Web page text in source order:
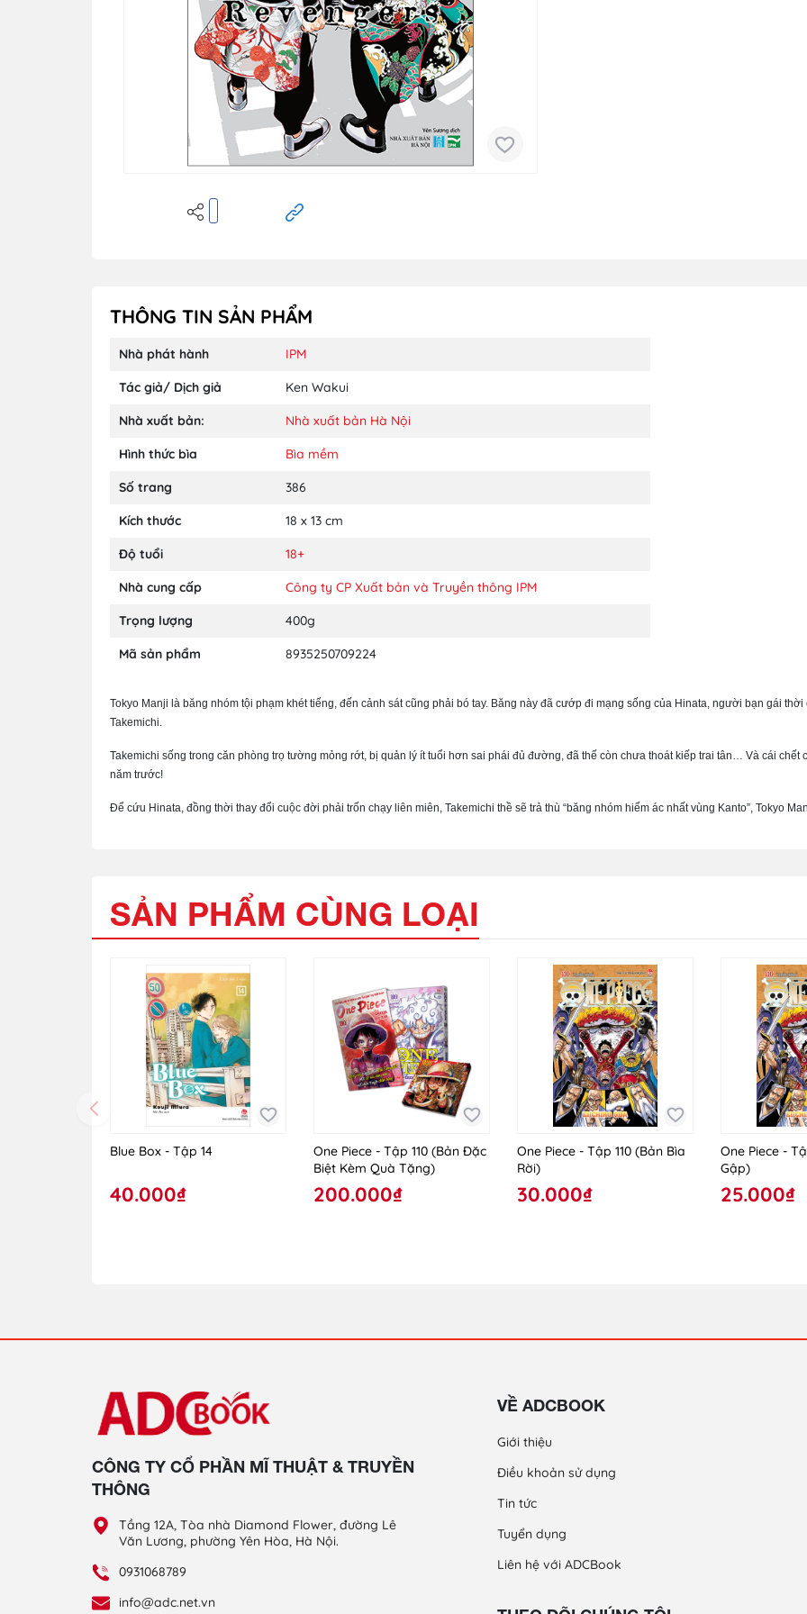
THÔNG TIN SẢN PHẨM
Nhà phát hành IPM
Tác giả/ Dịch giả Ken Wakui
Nhà xuất bản: Nhà xuất bản Hà Nội
Hình thức bìa Bìa mềm
Số trang 386
Kích thước 18 x 13 cm
Độ tuổi 18+
Nhà cung cấp Công ty CP Xuất bản và Truyền thông IPM
Trọng lượng 400g
Mã sản phẩm 8935250709224
Tokyo Manji là băng nhóm tội phạm khét tiếng, đến cảnh sát cũng phải bó tay. Băng này đã cướp đi mạng sống của Hinata, người bạn gái
Takemichi.
Takemichi sống trong căn phòng trọ tường mỏng rớt, bị quản lý ít tuổi hơn sai phái đủ đường, đã thế còn chưa thoát kiếp trai tân… Và cái
năm trước!
Để cứu Hinata, đồng thời thay đổi cuộc đời phải trốn chạy liên miên, Takemichi thề sẽ trả thù “băng nhóm hiểm ác nhất vùng Kanto”, Tokyo
SẢN PHẨM CÙNG LOẠI
Blue Box - Tập 14
40.000₫
One Piece - Tập 110 (Bản Đặc
Biệt Kèm Quà Tặng)
200.000₫
One Piece - Tập 110 (Bản Bìa
Rời)
30.000₫
One Piece -
Gập)
25.000₫
CÔNG TY CỔ PHẦN MĨ THUẬT & TRUYỀN
THÔNG
Tầng 12A, Tòa nhà Diamond Flower, đường Lê
Văn Lương, phường Yên Hòa, Hà Nội.
0931068789
info@adc.net.vn
VỀ ADCBOOK
Giới thiệu
Điều khoản sử dụng
Tin tức
Tuyển dụng
Liên hệ với ADCBook